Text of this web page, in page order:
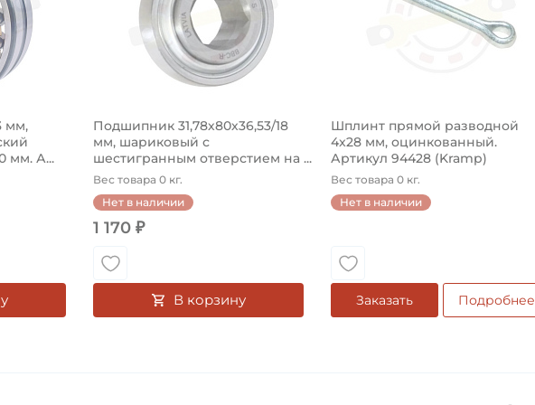
мм,
мм. А...
Подшипник 31,78х80х36,53/18
мм, шариковый с
шестигранным отверстием на ...
Вес товара 0 кг.
Нет в наличии
1 170 ₽
В корзину
Шплинт прямой разводной
4x28 мм, оцинкованный.
Артикул 94428 (Kramp)
Вес товара 0 кг.
Нет в наличии
Заказать Подробнее